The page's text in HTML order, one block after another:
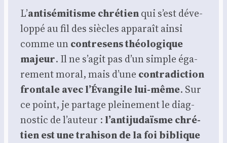
L’anti­sé­mi­tisme chré­tienqui s’est déve­
lop­pé au fil des siècles appa­raît ain­si
comme uncontre­sens théo­lo­gique
majeur. Il ne s’agit pas d’un simple éga­
re­ment moral, mais d’une contra­dic­tion
fron­tale avec l’Évangile lui-même. Sur
ce point, je par­tage plei­ne­ment le diag­
nos­tic de l’auteur : l’antijudaïsme chré­
tien est une tra­hi­son de la foi biblique